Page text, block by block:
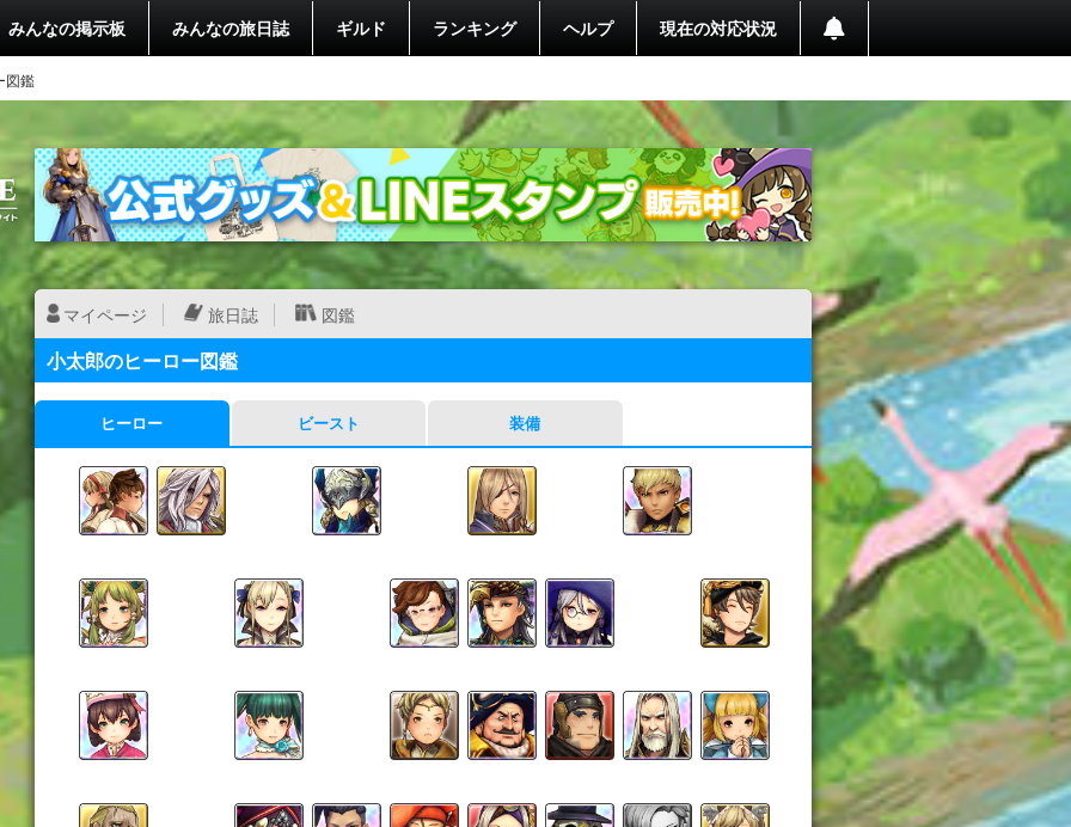
みんなの掲示板 みんなの旅日誌 ギルド ランキング ヘルプ 現在の対応状況
図鑑
マイページ 旅日誌 図鑑
小太郎のヒーロー図鑑
ヒーロー ビースト 装備